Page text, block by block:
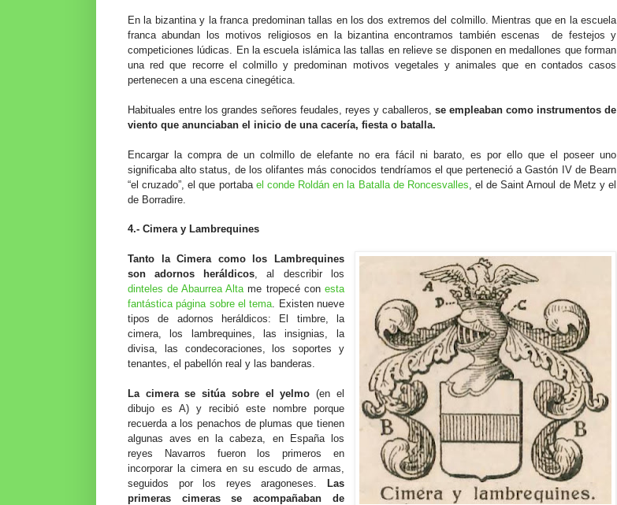
En la bizantina y la franca predominan tallas en los dos extremos del colmillo. Mientras que en la escuela
franca abundan los motivos religiosos en la bizantina encontramos también escenas de festejos y
competiciones lúdicas. En la escuela islámica las tallas en relieve se disponen en medallones que forman
una red que recorre el colmillo y predominan motivos vegetales y animales que en contados casos
pertenecen a una escena cinegética.
Habituales entre los grandes señores feudales, reyes y caballeros, se empleaban como instrumentos de
viento que anunciaban el inicio de una cacería, fiesta o batalla.
Encargar la compra de un colmillo de elefante no era fácil ni barato, es por ello que el poseer uno
significaba alto status, de los olifantes más conocidos tendríamos el que perteneció a Gastón IV de Bearn
“el cruzado”, el que portaba el conde Roldán en la Batalla de Roncesvalles , el de Saint Arnoul de Metz y el
de Borradire.
4.- Cimera y Lambrequines
Tanto la Cimera como los Lambrequines
son adornos heráldicos , al describir los
dinteles de Abaurrea Alta me tropecé con esta
fantástica página sobre el tema
Existen nueve
tipos de adornos heráldicos: El timbre, la
cimera, los lambrequines, las insignias, la
divisa, las condecoraciones, los soportes y
tenantes, el pabellón real y las banderas.
La cimera se sitúa sobre el yelmo(en el
dibujo es A) y recibió este nombre porque
recuerda a los penachos de plumas que tienen
algunas aves en la cabeza, en España los
reyes Navarros fueron los primeros en
incorporar la cimera en su escudo de armas,
seguidos por los reyes aragoneses.
Las
primeras cimeras se acompañaban de